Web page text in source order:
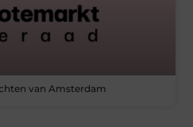
van Amsterdam